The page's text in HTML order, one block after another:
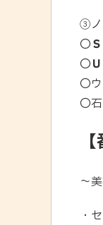
③ノ
〇
〇
〇
〇
〜
・